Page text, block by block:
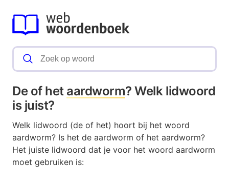
De of het aardworm? Welk lidwoord
is juist?
Welk lidwoord (de of het) hoort bij het woord
aardworm? Is het de aardworm of het aardworm?
Het juiste lidwoord dat je voor het woord aardworm
moet gebruiken is: